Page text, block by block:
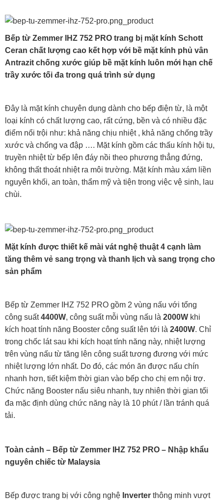
Bếp từ Zemmer IHZ 752 PRO trang bị mặt kính Schott
Ceran chất lượng cao kết hợp với bề mặt kính phủ vân
Antrazit chống xước giúp bề mặt kính luôn mới hạn chế
trầy xước tối đa trong quá trình sử dụng
Đây là mặt kính chuyên dụng dành cho bếp điện từ, là một
loại kính có chất lượng cao, rất cứng, bền và có nhiều đặc
điểm nổi trội như: khả năng chịu nhiệt , khả năng chống trầy
xước và chống va đập …. Mặt kính gồm các thấu kính hội tụ,
truyền nhiệt từ bếp lên đáy nồi theo phương thẳng đứng,
không thất thoát nhiệt ra môi trường. Mặt kính màu xám liền
nguyên khối, an toàn, thẩm mỹ và tiện trong việc vệ sinh, lau
chùi.
Mặt kính được thiết kế mài vát nghệ thuật 4 cạnh làm
tăng thêm vẻ sang trọng và thanh lịch và sang trọng cho
sản phẩm
Bếp từ Zemmer IHZ 752 PRO gồm 2 vùng nấu với tổng
công suất4400W, công suất mỗi vùng nấu là 2000Wkhi
kích hoạt tính năng Booster công suất lên tới là 2400W. Chỉ
trong chốc lát sau khi kích hoạt tính năng này, nhiệt lượng
trên vùng nấu từ tăng lên công suất tương đương với mức
nhiệt lượng lớn nhất. Do đó, các món ăn được nấu chín
nhanh hơn, tiết kiệm thời gian vào bếp cho chị em nội trợ.
Chức năng Booster nấu siêu nhanh, tuy nhiên thời gian tối
đa mặc định dùng chức năng này là 10 phút / lần tránh quá
tải.
Toàn cảnh – Bếp từ Zemmer IHZ 752 PRO – Nhập khẩu
nguyên chiếc từ Malaysia
Bếp được trang bị với công nghệ Inverter thông minh vượt